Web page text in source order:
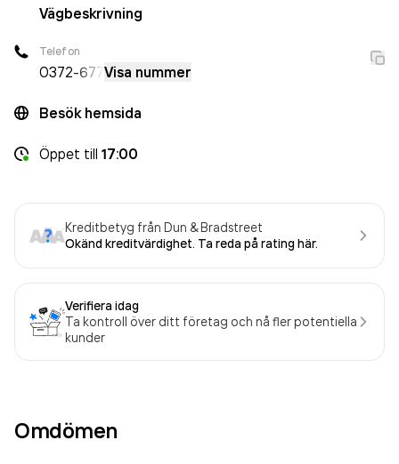
Vägbeskrivning
Telefon
0372-677Visa nummer
Besök hemsida
Öppet till 17:00
Kreditbetyg från Dun & Bradstreet
Okänd kreditvärdighet. Ta reda på rating här.
Verifiera idag
Ta kontroll över ditt företag och nå fler potentiella
kunder
Omdömen